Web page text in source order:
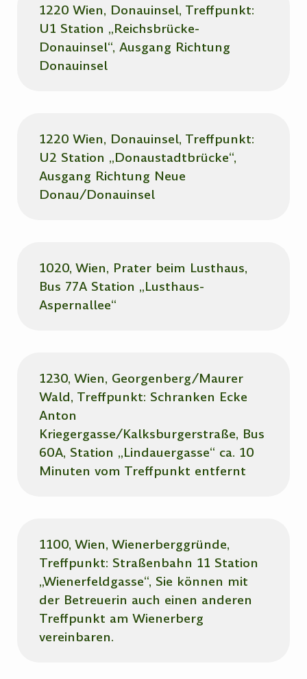
1220 Wien, Donauinsel, Treffpunkt:
U1 Station „Reichsbrücke-
Donauinsel“, Ausgang Richtung
Donauinsel
1220 Wien, Donauinsel, Treffpunkt:
U2 Station „Donaustadtbrücke“,
Ausgang Richtung Neue
Donau/Donauinsel
1020, Wien, Prater beim Lusthaus,
Bus 77A Station „Lusthaus-
Aspernallee“
1230, Wien, Georgenberg/Maurer
Wald, Treffpunkt: Schranken Ecke
Anton
Kriegergasse/Kalksburgerstraße, Bus
60A, Station „Lindauergasse“ ca. 10
Minuten vom Treffpunkt entfernt
1100, Wien, Wienerberggründe,
Treffpunkt: Straßenbahn 11 Station
„Wienerfeldgasse“, Sie können mit
der Betreuerin auch einen anderen
Treffpunkt am Wienerberg
vereinbaren.